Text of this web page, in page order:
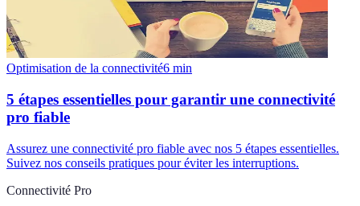
Optimisation de la connectivité6 min
5 étapes essentielles pour garantir une connectivité
pro fiable
Assurez une connectivité pro fiable avec nos 5 étapes essentielles.
Suivez nos conseils pratiques pour éviter les interruptions.
Connectivité Pro